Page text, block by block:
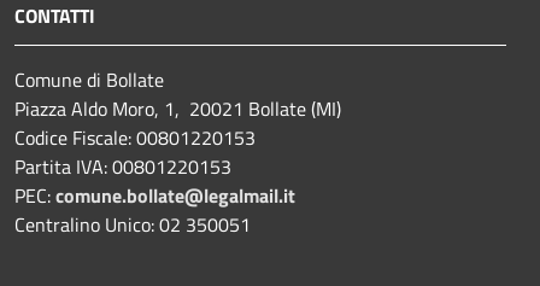
CONTATTI
Comune di Bollate
Piazza Aldo Moro, 1, 20021 Bollate (MI)
Codice Fiscale: 00801220153
Partita IVA: 00801220153
PEC:comune.bollate@legalmail.it
Centralino Unico: 02 350051